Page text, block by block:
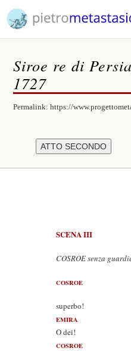
Siroe re di
1727
Permalink:https://
SCENA III
COSROE senza
COSROE
Che
superbo!
EMIRA
O dei!
COSROE